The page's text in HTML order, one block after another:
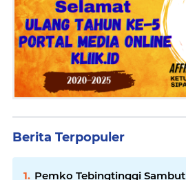
Berita Terpopuler
Pemko Tebingtinggi Sambut